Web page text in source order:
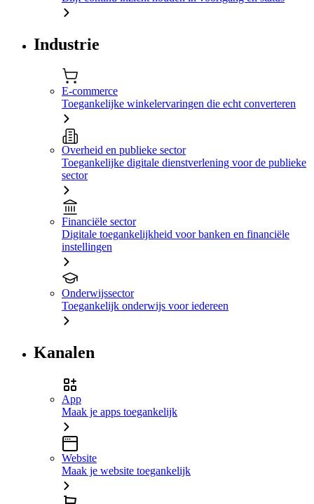
Industrie
E-commerce
Toegankelijke winkelervaringen die echt converteren
Overheid en publieke sector
Toegankelijke digitale dienstverlening voor de publieke
sector
Financiële sector
Digitale toegankelijkheid voor banken en financiële
instellingen
Onderwijssector
Toegankelijk onderwijs voor iedereen
Kanalen
App
Maak je apps toegankelijk
Website
Maak je website toegankelijk